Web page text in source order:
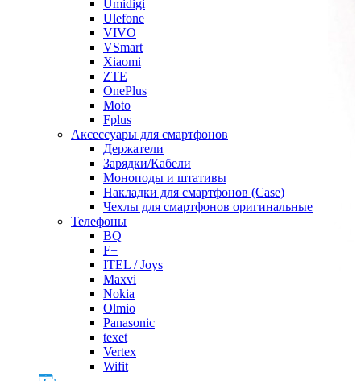
Umidigi
Ulefone
VIVO
VSmart
Xiaomi
ZTE
OnePlus
Moto
Fplus
Аксессуары для смартфонов
Держатели
Зарядки/Кабели
Моноподы и штативы
Накладки для смартфонов (Case)
Чехлы для смартфонов оригинальные
Телефоны
BQ
F+
ITEL / Joys
Maxvi
Nokia
Olmio
Panasonic
texet
Vertex
Wifit